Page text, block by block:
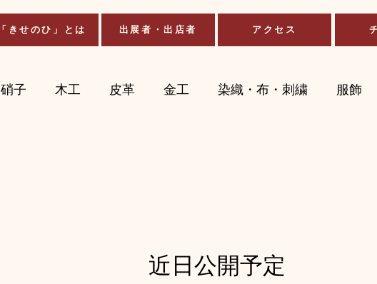
「きせのひ」とは 出展者・出店者 アクセス
硝子 木工 皮革 金工 染織・布・刺繍 服飾
近日公開予定